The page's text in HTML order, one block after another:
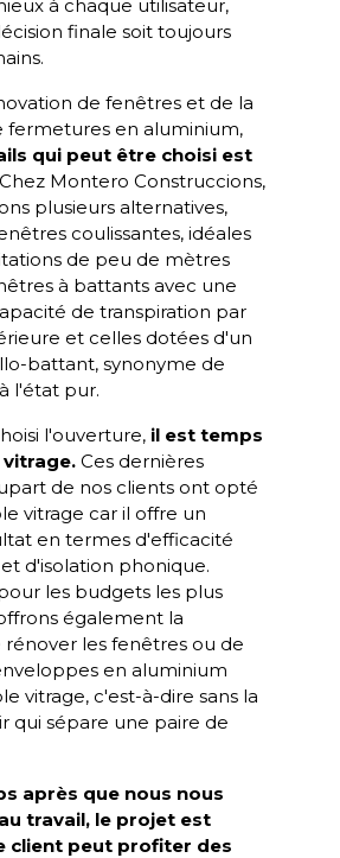
à chaque utilisateur,
finale soit toujours
de fenêtres et de la
fermetures en aluminium,
qui peut être choisi est
Chez Montero Construccions,
plusieurs alternatives,
coulissantes, idéales
de peu de mètres
à battants avec une
de transpiration par
et celles dotées d'un
battant, synonyme de
l'état pur.
l'ouverture, il est temps
vitrage. Ces dernières
de nos clients ont opté
vitrage car il offre un
en termes d'efficacité
d'isolation phonique.
les budgets les plus
également la
rénover les fenêtres ou de
en aluminium
vitrage, c'est-à-dire sans la
qui sépare une paire de
après que nous nous
travail, le projet est
client peut profiter des